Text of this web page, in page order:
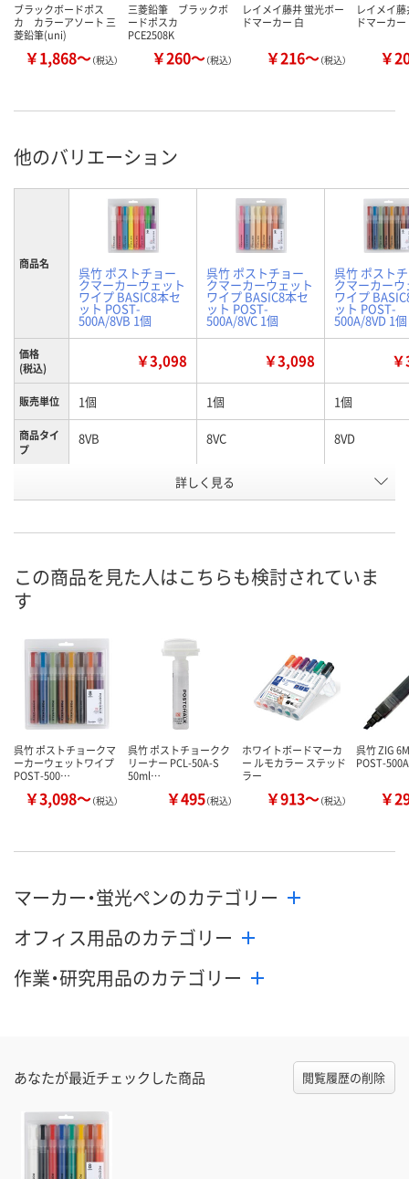
ブラックボードポス
カ カラーアソート 三
菱鉛筆(uni)
￥1,868～（税込）
三菱鉛筆 ブラックボ
ードポスカ
PCE2508K
￥260～（税込）
レイメイ藤井 蛍光ボー
ドマーカー 白
￥216～（税込）
レイメイ
ドマーカー
￥
他のバリエーション
商品名
呉竹 ポストチョー
クマーカーウェット
ワイプ BASIC8本セ
ット POST-
500A/8VB 1個
呉竹 ポストチョー
クマーカーウェット
ワイプ BASIC8本セ
ット POST-
500A/8VC 1個
呉竹 ポスト
クマーカー
ワイプ
ット POST-
500A/8VD 1個
価格
(税込)
￥3,098 ￥3,098
販売単位 1個 1個 1個
商品タイ
プ
8VB 8VC 8VD
AA54274 AA54273
カゴへ
詳しく見る
この商品を見た人はこちらも検討されていま
す
呉竹 ポストチョークマ
ーカーウェットワイプ
POST-500…
￥3,098～（税込）
呉竹 ポストチョークク
リーナー PCL-50A-S
50ml…
￥495（税込）
ホワイトボードマーカ
ー ルモカラー ステッド
ラー
￥913～（税込）
呉竹 ZIG
POST-500A
￥
マーカー・蛍光ペンのカテゴリー
オフィス用品のカテゴリー
作業・研究用品のカテゴリー
あなたが最近チェックした商品 閲覧履歴の削除